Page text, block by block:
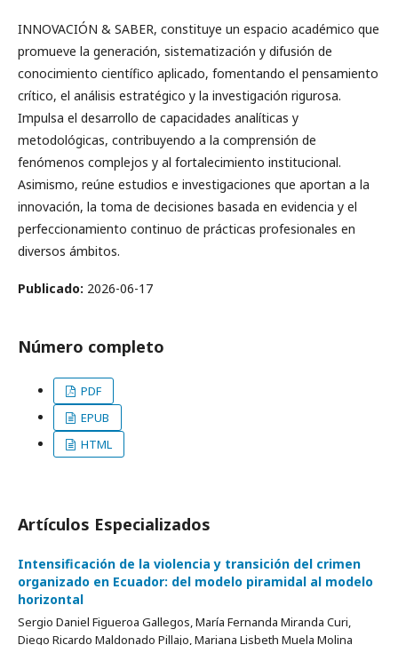
INNOVACIÓN & SABER, constituye un espacio académico que
promueve la generación, sistematización y difusión de
conocimiento científico aplicado, fomentando el pensamiento
crítico, el análisis estratégico y la investigación rigurosa.
Impulsa el desarrollo de capacidades analíticas y
metodológicas, contribuyendo a la comprensión de
fenómenos complejos y al fortalecimiento institucional.
Asimismo, reúne estudios e investigaciones que aportan a la
innovación, la toma de decisiones basada en evidencia y el
perfeccionamiento continuo de prácticas profesionales en
diversos ámbitos.
Publicado: 2026-06-17
Número completo
PDF
EPUB
HTML
Artículos Especializados
Intensificación de la violencia y transición del crimen
organizado en Ecuador: del modelo piramidal al modelo
horizontal
Sergio Daniel Figueroa Gallegos, María Fernanda Miranda Curi,
Diego Ricardo Maldonado Pillajo, Mariana Lisbeth Muela Molina